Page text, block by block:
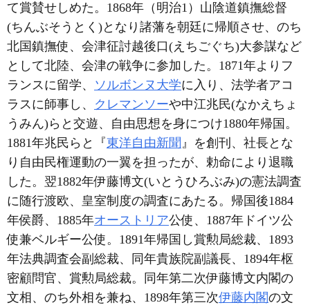
て賞賛せしめた。1868年（明治1）山陰道鎮撫総督
(ちんぶそうとく)となり諸藩を朝廷に帰順させ、のち
北国鎮撫使、会津征討越後口(えちごぐち)大参謀など
として北陸、会津の戦争に参加した。1871年よりフ
ランスに留学、 ソルボンヌ大学に入り、法学者アコ
ラスに師事し、 クレマンソーや中江兆民(なかえちょ
うみん)らと交遊、自由思想を身につけ1880年帰国。
1881年兆民らと『東洋自由新聞 』を創刊、社長とな
り自由民権運動の一翼を担ったが、勅命により退職
した。翌1882年伊藤博文(いとうひろぶみ)の憲法調査
に随行渡欧、皇室制度の調査にあたる。帰国後1884
年侯爵、1885年オーストリア公使、1887年ドイツ公
使兼ベルギー公使。1891年帰国し賞勲局総裁、1893
年法典調査会副総裁、同年貴族院副議長、1894年枢
密顧問官、賞勲局総裁。同年第二次伊藤博文内閣の
文相、のち外相を兼ね、1898年第三次伊藤内閣の文